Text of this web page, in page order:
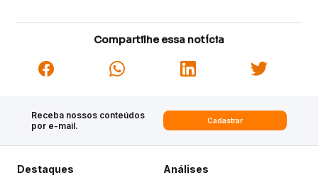
Compartilhe essa notícia
Receba nossos conteúdos
por e-mail.
Cadastrar
Destaques Análises